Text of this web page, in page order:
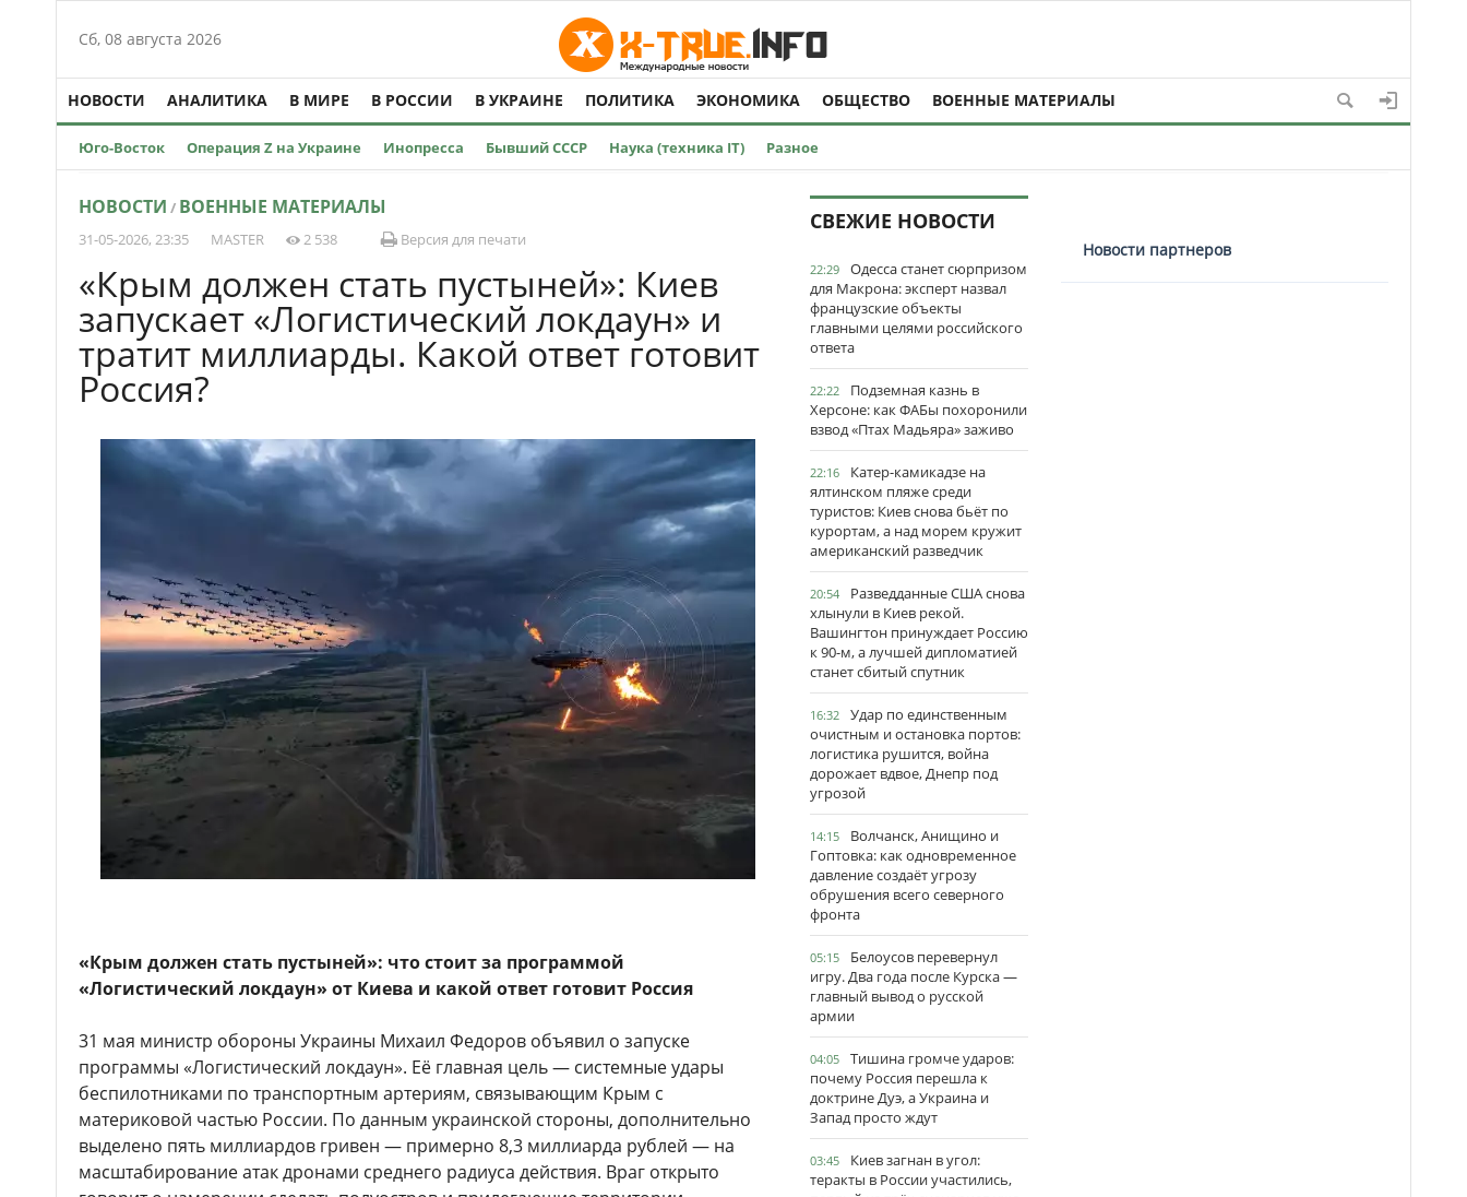
Сб, 08 августа 2026
НОВОСТИ АНАЛИТИКА В МИРЕ В РОССИИ В УКРАИНЕ ПОЛИТИКА ЭКОНОМИКА ОБЩЕСТВО ВОЕННЫЕ МАТЕРИАЛЫ
Юго-Восток Операция Z на Украине Инопресса Бывший СССР Наука (техника IT) Разное
НОВОСТИ / ВОЕННЫЕ МАТЕРИАЛЫ
31-05-2026, 23:35 MASTER 2 538 Версия для печати
«Крым должен стать пустыней»: Киев
запускает «Логистический локдаун» и
тратит миллиарды. Какой ответ готовит
Россия?
«Крым должен стать пустыней»: что стоит за программой
«Логистический локдаун» от Киева и какой ответ готовит Россия
31 мая министр обороны Украины Михаил Федоров объявил о запуске
программы «Логистический локдаун». Её главная цель — системные удары
беспилотниками по транспортным артериям, связывающим Крым с
материковой частью России. По данным украинской стороны, дополнительно
выделено пять миллиардов гривен — примерно 8,3 миллиарда рублей — на
масштабирование атак дронами среднего радиуса действия. Враг открыто
СВЕЖИЕ НОВОСТИ
22:29
Одесса станет сюрпризом
для Макрона: эксперт назвал
французские объекты
главными целями российского
ответа
22:22
Подземная казнь в
Херсоне: как ФАБы похоронили
взвод «Птах Мадьяра» заживо
22:16
Катер-камикадзе на
ялтинском пляже среди
туристов: Киев снова бьёт по
курортам, а над морем кружит
американский разведчик
20:54
Разведданные США снова
хлынули в Киев рекой.
Вашингтон принуждает Россию
к 90-м, а лучшей дипломатией
станет сбитый спутник
16:32
Удар по единственным
очистным и остановка портов:
логистика рушится, война
дорожает вдвое, Днепр под
угрозой
14:15
Волчанск, Анищино и
Гоптовка: как одновременное
давление создаёт угрозу
обрушения всего северного
фронта
05:15
Белоусов перевернул
игру. Два года после Курска —
главный вывод о русской
армии
04:05
Тишина громче ударов:
почему Россия перешла к
доктрине Дуэ, а Украина и
Запад просто ждут
03:45
Киев загнан в угол:
теракты в России участились,
Новости партнеров